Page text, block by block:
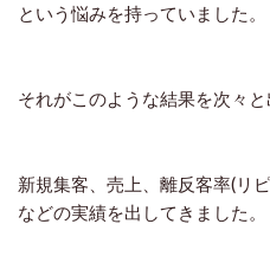
という悩みを持っていました。
それがこのような結果を次々と
新規集客、売上、離反客率(リ
などの実績を出してきました。